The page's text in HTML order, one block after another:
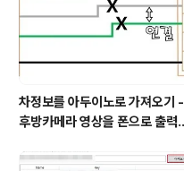
차정보를 아두이노로 가져오기 -
후방카메라 영상을 폰으로 출력
(?)]